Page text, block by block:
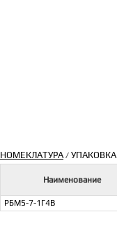
НОМЕКЛАТУРА/ УПАКОВКА
Наименование
РБМ5-7-1Г4В